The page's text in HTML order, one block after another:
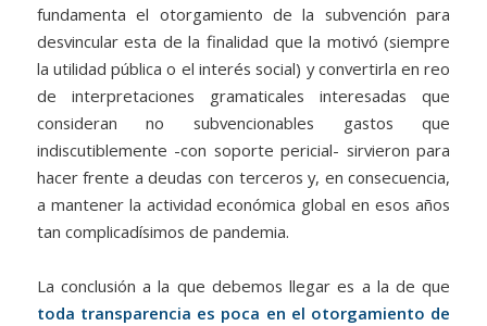
fundamenta el otorgamiento de la subvención para
desvincular esta de la finalidad que la motivó (siempre
la utilidad pública o el interés social) y convertirla en reo
de interpretaciones gramaticales interesadas que
consideran no subvencionables gastos que
indiscutiblemente -con soporte pericial- sirvieron para
hacer frente a deudas con terceros y, en consecuencia,
a mantener la actividad económica global en esos años
tan complicadísimos de pandemia.
La conclusión a la que debemos llegar es a la de que
toda transparencia es poca en el otorgamiento de